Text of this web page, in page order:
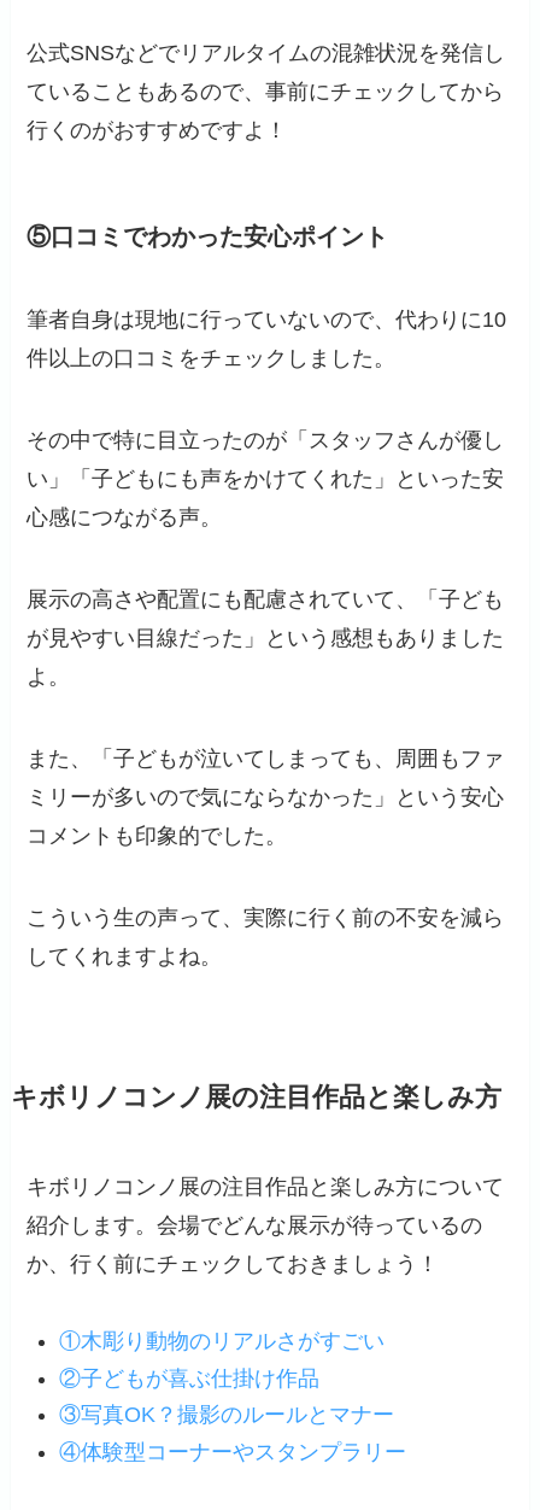
公式SNSなどでリアルタイムの混雑状況を発信し
ていることもあるので、事前にチェックしてから
行くのがおすすめですよ！
⑤口コミでわかった安心ポイント
筆者自身は現地に行っていないので、代わりに10
件以上の口コミをチェックしました。
その中で特に目立ったのが「スタッフさんが優し
い」「子どもにも声をかけてくれた」といった安
心感につながる声。
展示の高さや配置にも配慮されていて、「子ども
が見やすい目線だった」という感想もありました
よ。
また、「子どもが泣いてしまっても、周囲もファ
ミリーが多いので気にならなかった」という安心
コメントも印象的でした。
こういう生の声って、実際に行く前の不安を減ら
してくれますよね。
キボリノコンノ展の注目作品と楽しみ方
キボリノコンノ展の注目作品と楽しみ方について
紹介します。会場でどんな展示が待っているの
か、行く前にチェックしておきましょう！
①木彫り動物のリアルさがすごい
②子どもが喜ぶ仕掛け作品
③写真OK？撮影のルールとマナー
④体験型コーナーやスタンプラリー